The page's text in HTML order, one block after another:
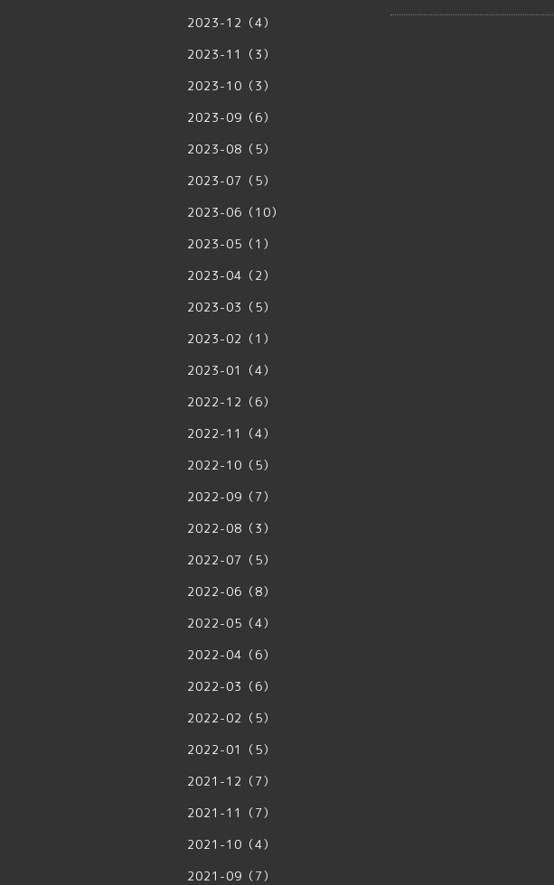
2023-12（4）
2023-11（3）
2023-10（3）
2023-09（6）
2023-08（5）
2023-07（5）
2023-06（10）
2023-05（1）
2023-04（2）
2023-03（5）
2023-02（1）
2023-01（4）
2022-12（6）
2022-11（4）
2022-10（5）
2022-09（7）
2022-08（3）
2022-07（5）
2022-06（8）
2022-05（4）
2022-04（6）
2022-03（6）
2022-02（5）
2022-01（5）
2021-12（7）
2021-11（7）
2021-10（4）
2021-09（7）